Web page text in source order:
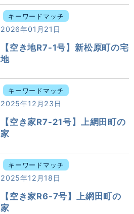
キーワードマッチ
2026年01月21日
【空き地R7-1号】新松原町の宅
地
キーワードマッチ
2025年12月23日
【空き家R7-21号】上網田町の
家
キーワードマッチ
2025年12月18日
【空き家R6-7号】上網田町の
家